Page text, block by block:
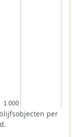
1.000
1.000
per